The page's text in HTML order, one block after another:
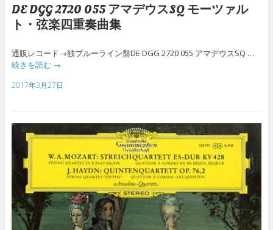
DE DGG 2720 055 アマデウスSQ モーツァル
ト・弦楽四重奏曲集
通販レコード→独ブルーライン盤DE DGG 2720 055 アマデウスSQ …
続きを読む →
2017年3月27日